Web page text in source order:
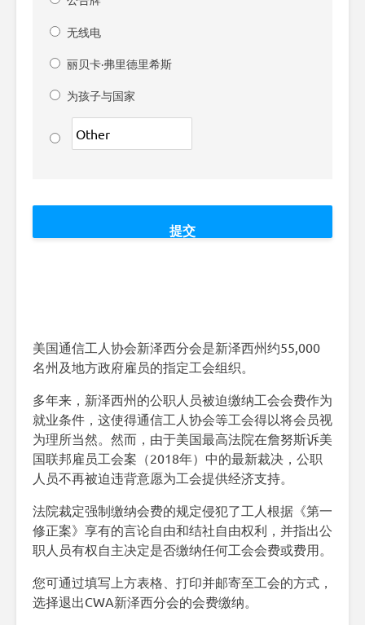
无线电
丽贝卡·弗里德里希斯
为孩子与国家
美国通信工人协会新泽西分会是新泽西州约55,000
名州及地方政府雇员的指定工会组织。
多年来，新泽西州的公职人员被迫缴纳工会会费作为
就业条件，这使得通信工人协会等工会得以将会员视
为理所当然。然而，由于美国最高法院在詹努斯诉美
国联邦雇员工会案（2018年）中的最新裁决，公职
人员不再被迫违背意愿为工会提供经济支持。
法院裁定强制缴纳会费的规定侵犯了工人根据《第一
修正案》享有的言论自由和结社自由权利，并指出公
职人员有权自主决定是否缴纳任何工会会费或费用。
您可通过填写上方表格、打印并邮寄至工会的方式，
选择退出CWA新泽西分会的会费缴纳。